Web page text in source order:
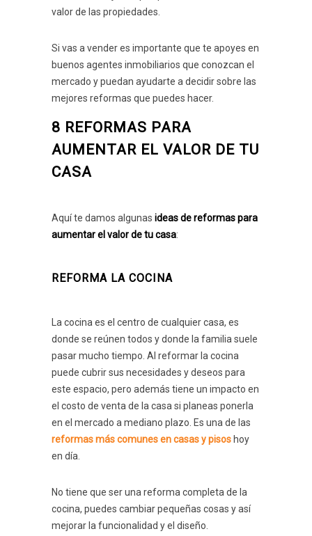
valor de las propiedades.
Si vas a vender es importante que te apoyes en
buenos agentes inmobiliarios que conozcan el
mercado y puedan ayudarte a decidir sobre las
mejores reformas que puedes hacer.
8 REFORMAS PARA
AUMENTAR EL VALOR DE TU
CASA
Aquí te damos algunas ideas de reformas para
aumentar el valor de tu casa:
REFORMA LA COCINA
La cocina es el centro de cualquier casa, es
donde se reúnen todos y donde la familia suele
pasar mucho tiempo. Al reformar la cocina
puede cubrir sus necesidades y deseos para
este espacio, pero además tiene un impacto en
el costo de venta de la casa si planeas ponerla
en el mercado a mediano plazo. Es una de las
reformas más comunes en casas y pisos hoy
en día.
No tiene que ser una reforma completa de la
cocina, puedes cambiar pequeñas cosas y así
mejorar la funcionalidad y el diseño.